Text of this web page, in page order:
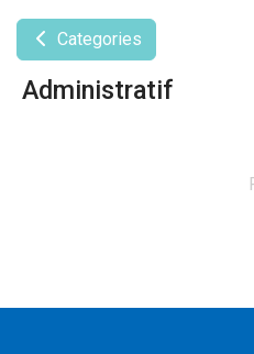
Categories
Administratif